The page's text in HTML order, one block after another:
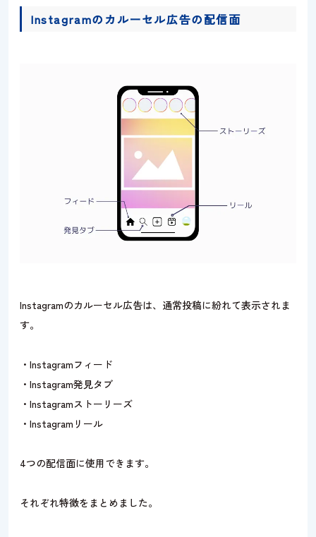
Instagramのカルーセル広告の配信面
Instagramのカルーセル広告は、通常投稿に紛れて表示されま
す。
・Instagramフィード
・Instagram発見タブ
・Instagramストーリーズ
・Instagramリール
4つの配信面に使用できます。
それぞれ特徴をまとめました。